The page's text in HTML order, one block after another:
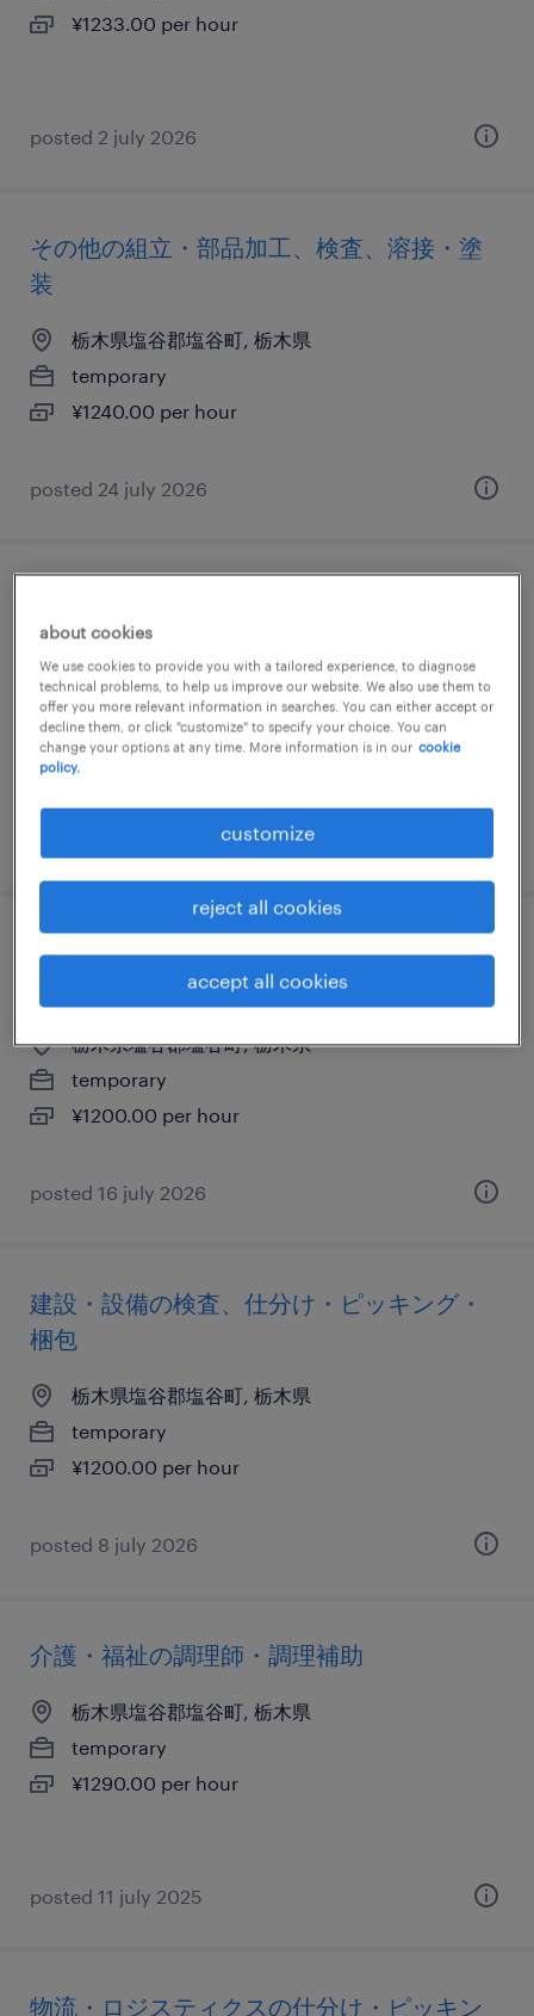
¥1233.00 per hour
posted 2 july 2026
その他の組立・部品加工、検査、溶接・塗
装
栃木県塩谷郡塩谷町, 栃木県
temporary
¥1240.00 per hour
posted 24 july 2026
栃木県塩谷郡塩谷町, 栃木県
temporary
¥1233.00 per hour
建設・設備の検品、検査、仕分け・ピッキ
栃木県塩谷郡塩谷町, 栃木県
temporary
¥1200.00 per hour
posted 16 july 2026
建設・設備の検査、仕分け・ピッキング・
梱包
栃木県塩谷郡塩谷町, 栃木県
temporary
¥1200.00 per hour
posted 8 july 2026
介護・福祉の調理師・調理補助
栃木県塩谷郡塩谷町, 栃木県
temporary
¥1290.00 per hour
posted 11 july 2025
物流・ロジスティクスの仕分け・ピッキン
about cookies
We use cookies to provide you with a tailored experience, to diagnose
technical problems, to help us improve our website. We also use them to
offer you more relevant information in searches. You can either accept or
decline them, or click "customize" to specify your choice. You can
change your options at any time. More information is in our cookie
policy.
customize
reject all cookies
accept all cookies